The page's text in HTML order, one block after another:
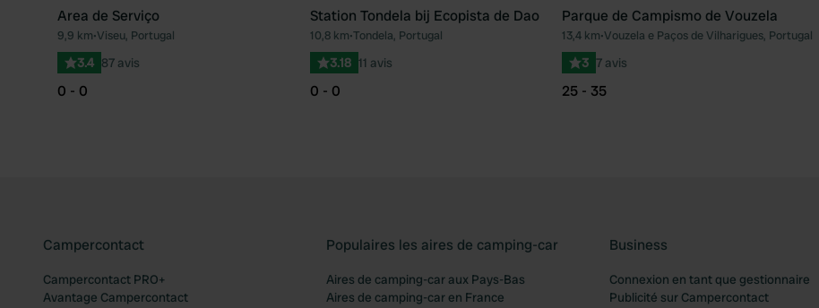
Préféré
Area de Serviço
9,9 km•Viseu, Portugal
3.4 87 avis
0 - 0
Préféré
Station Tondela bij Ecopista de Dao
10,8 km•Tondela, Portugal
3.18 11 avis
0 - 0
Préféré
Parque de Campismo de Vouzela
13,4 km•Vouzela e Paços de Vilharigues, Portugal
3 7 avis
25 - 35
Campercontact
Campercontact PRO+
Avantage Campercontact
Populaires les aires de camping-car
Aires de camping-car aux Pays-Bas
Aires de camping-car en France
Business
Connexion en tant que gestionnaire
Publicité sur Campercontact